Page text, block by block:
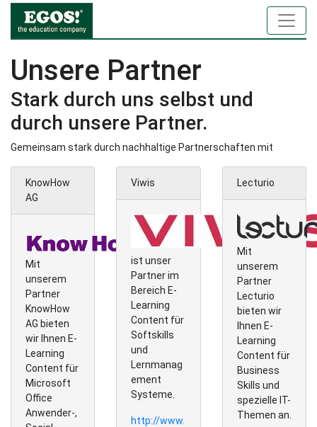
Unsere Partner
Stark durch uns selbst und
durch unsere Partner.
Gemeinsam stark durch nachhaltige Partnerschaften mit
KnowHow
AG
Mit
unserem
Partner
KnowHow
AG bieten
wir Ihnen E-
Learning
Content für
Microsoft
Office
Anwender-,
Viwis
ist unser
Partner im
Bereich E-
Learning
Content für
Softskills
und
Lernmanag
ement
Systeme.
http://www.
Lecturio
Mit
unserem
Partner
Lecturio
bieten wir
Ihnen E-
Learning
Content für
Business
Skills und
spezielle IT-
Themen an.